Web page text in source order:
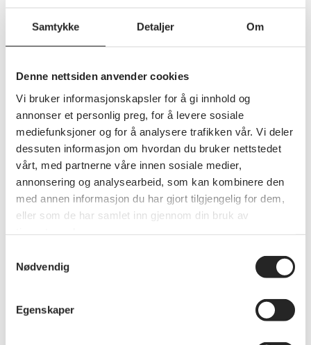
Samtykke Detaljer Om
Denne nettsiden anvender cookies
Vi bruker informasjonskapsler for å gi innhold og
annonser et personlig preg, for å levere sosiale
mediefunksjoner og for å analysere trafikken vår. Vi deler
dessuten informasjon om hvordan du bruker nettstedet
vårt, med partnerne våre innen sosiale medier,
annonsering og analysearbeid, som kan kombinere den
med annen informasjon du har gjort tilgjengelig for dem,
eller som de har samlet inn gjennom din bruk av
Nødvendig
Egenskaper
Velkommen til kurs i Kolstadgata 1, Frivillighetshuset på
Tøyen!
Mvh
Datautvalget
Pensjonistforbundet Oslo
Andre nyheter